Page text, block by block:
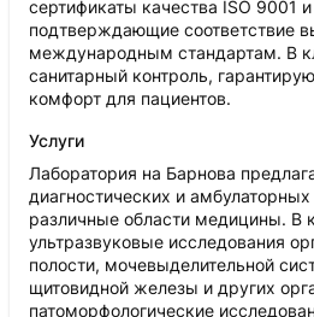
сертификаты качества ISO 9001
подтверждающие соответствие
международным стандартам. В
санитарный контроль,
комфорт для пациентов.
Услуги
Лаборатория на Барнова
диагностических и
различные области медицины. В
ультразвуковые исследования
полости, мочевыделительной
щитовидной железы и других
патоморфологические